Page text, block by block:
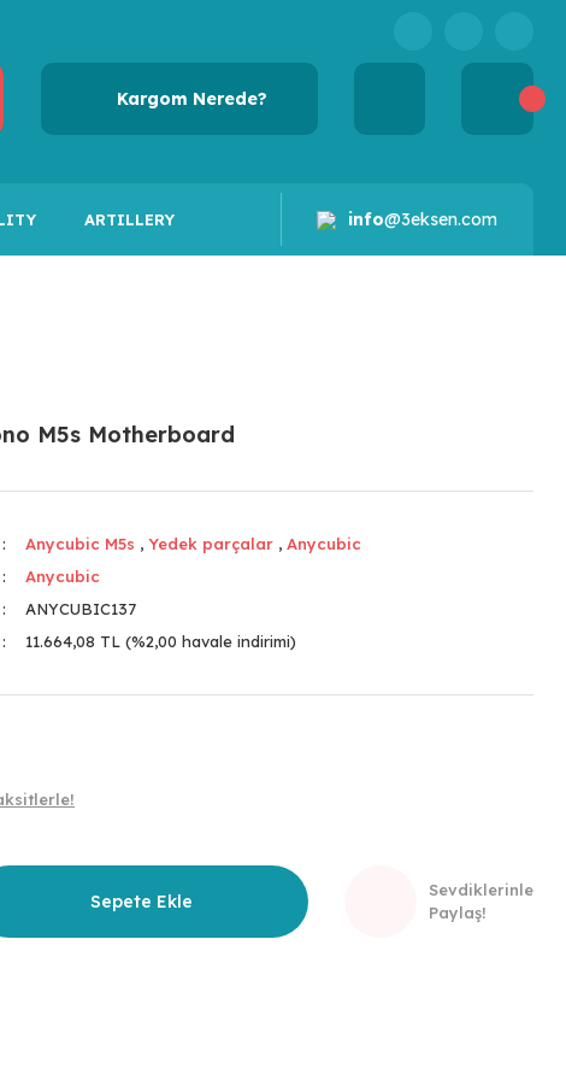
Kargom Nerede?
ARTILLERY info@3eksen.com
M5s Motherboard
Anycubic M5s , Yedek parçalar , Anycubic
Anycubic
ANYCUBIC137
11.664,08 TL (%2,00 havale indirimi)
Sepete Ekle
Sevdiklerinle
Paylaş!